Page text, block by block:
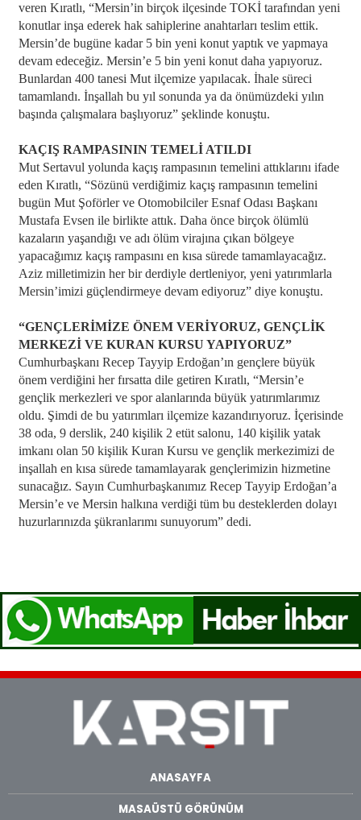
veren Kıratlı, “Mersin’in birçok ilçesinde TOKİ tarafından yeni
konutlar inşa ederek hak sahiplerine anahtarları teslim ettik.
Mersin’de bugüne kadar 5 bin yeni konut yaptık ve yapmaya
devam edeceğiz. Mersin’e 5 bin yeni konut daha yapıyoruz.
Bunlardan 400 tanesi Mut ilçemize yapılacak. İhale süreci
tamamlandı. İnşallah bu yıl sonunda ya da önümüzdeki yılın
başında çalışmalara başlıyoruz” şeklinde konuştu.
KAÇIŞ RAMPASININ TEMELİ ATILDI
Mut Sertavul yolunda kaçış rampasının temelini attıklarını ifade
eden Kıratlı, “Sözünü verdiğimiz kaçış rampasının temelini
bugün Mut Şoförler ve Otomobilciler Esnaf Odası Başkanı
Mustafa Evsen ile birlikte attık. Daha önce birçok ölümlü
kazaların yaşandığı ve adı ölüm virajına çıkan bölgeye
yapacağımız kaçış rampasını en kısa sürede tamamlayacağız.
Aziz milletimizin her bir derdiyle dertleniyor, yeni yatırımlarla
Mersin’imizi güçlendirmeye devam ediyoruz” diye konuştu.
“GENÇLERİMİZE ÖNEM VERİYORUZ, GENÇLİK
MERKEZİ VE KURAN KURSU YAPIYORUZ”
Cumhurbaşkanı Recep Tayyip Erdoğan’ın gençlere büyük
önem verdiğini her fırsatta dile getiren Kıratlı, “Mersin’e
gençlik merkezleri ve spor alanlarında büyük yatırımlarımız
oldu. Şimdi de bu yatırımları ilçemize kazandırıyoruz. İçerisinde
38 oda, 9 derslik, 240 kişilik 2 etüt salonu, 140 kişilik yatak
imkanı olan 50 kişilik Kuran Kursu ve gençlik merkezimizi de
inşallah en kısa sürede tamamlayarak gençlerimizin hizmetine
sunacağız. Sayın Cumhurbaşkanımız Recep Tayyip Erdoğan’a
Mersin’e ve Mersin halkına verdiği tüm bu desteklerden dolayı
huzurlarınızda şükranlarımı sunuyorum” dedi.
ANASAYFA
MASAÜSTÜ GÖRÜNÜM